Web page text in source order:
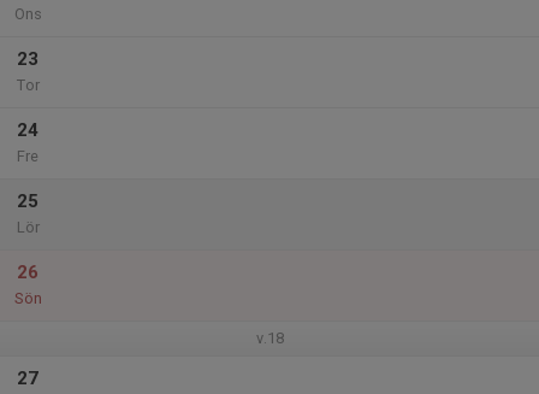
Ons
23
Tor
24
Fre
25
Lör
26
Sön
v.18
27